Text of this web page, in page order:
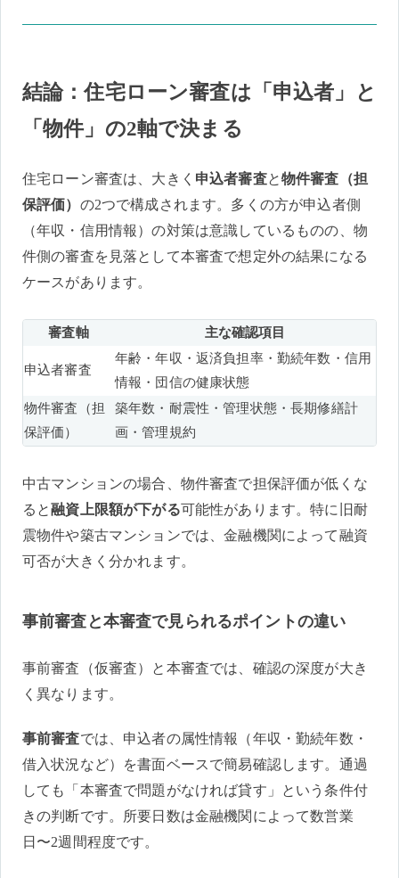
結論：住宅ローン審査は「申込者」と
「物件」の2軸で決まる
住宅ローン審査は、大きく 申込者審査と物件審査（担
保評価） の2つで構成されます。多くの方が申込者側
（年収・信用情報）の対策は意識しているものの、物
件側の審査を見落として本審査で想定外の結果になる
ケースがあります。
審査軸 主な確認項目
申込者審査
年齢・年収・返済負担率・勤続年数・信用
情報・団信の健康状態
物件審査（担
保評価）
築年数・耐震性・管理状態・長期修繕計
画・管理規約
中古マンションの場合、物件審査で担保評価が低くな
ると融資上限額が下がる可能性があります。特に旧耐
震物件や築古マンションでは、金融機関によって融資
可否が大きく分かれます。
事前審査と本審査で見られるポイントの違い
事前審査（仮審査）と本審査では、確認の深度が大き
く異なります。
事前審査では、申込者の属性情報（年収・勤続年数・
借入状況など）を書面ベースで簡易確認します。通過
しても「本審査で問題がなければ貸す」という条件付
きの判断です。所要日数は金融機関によって数営業
日〜2週間程度です。